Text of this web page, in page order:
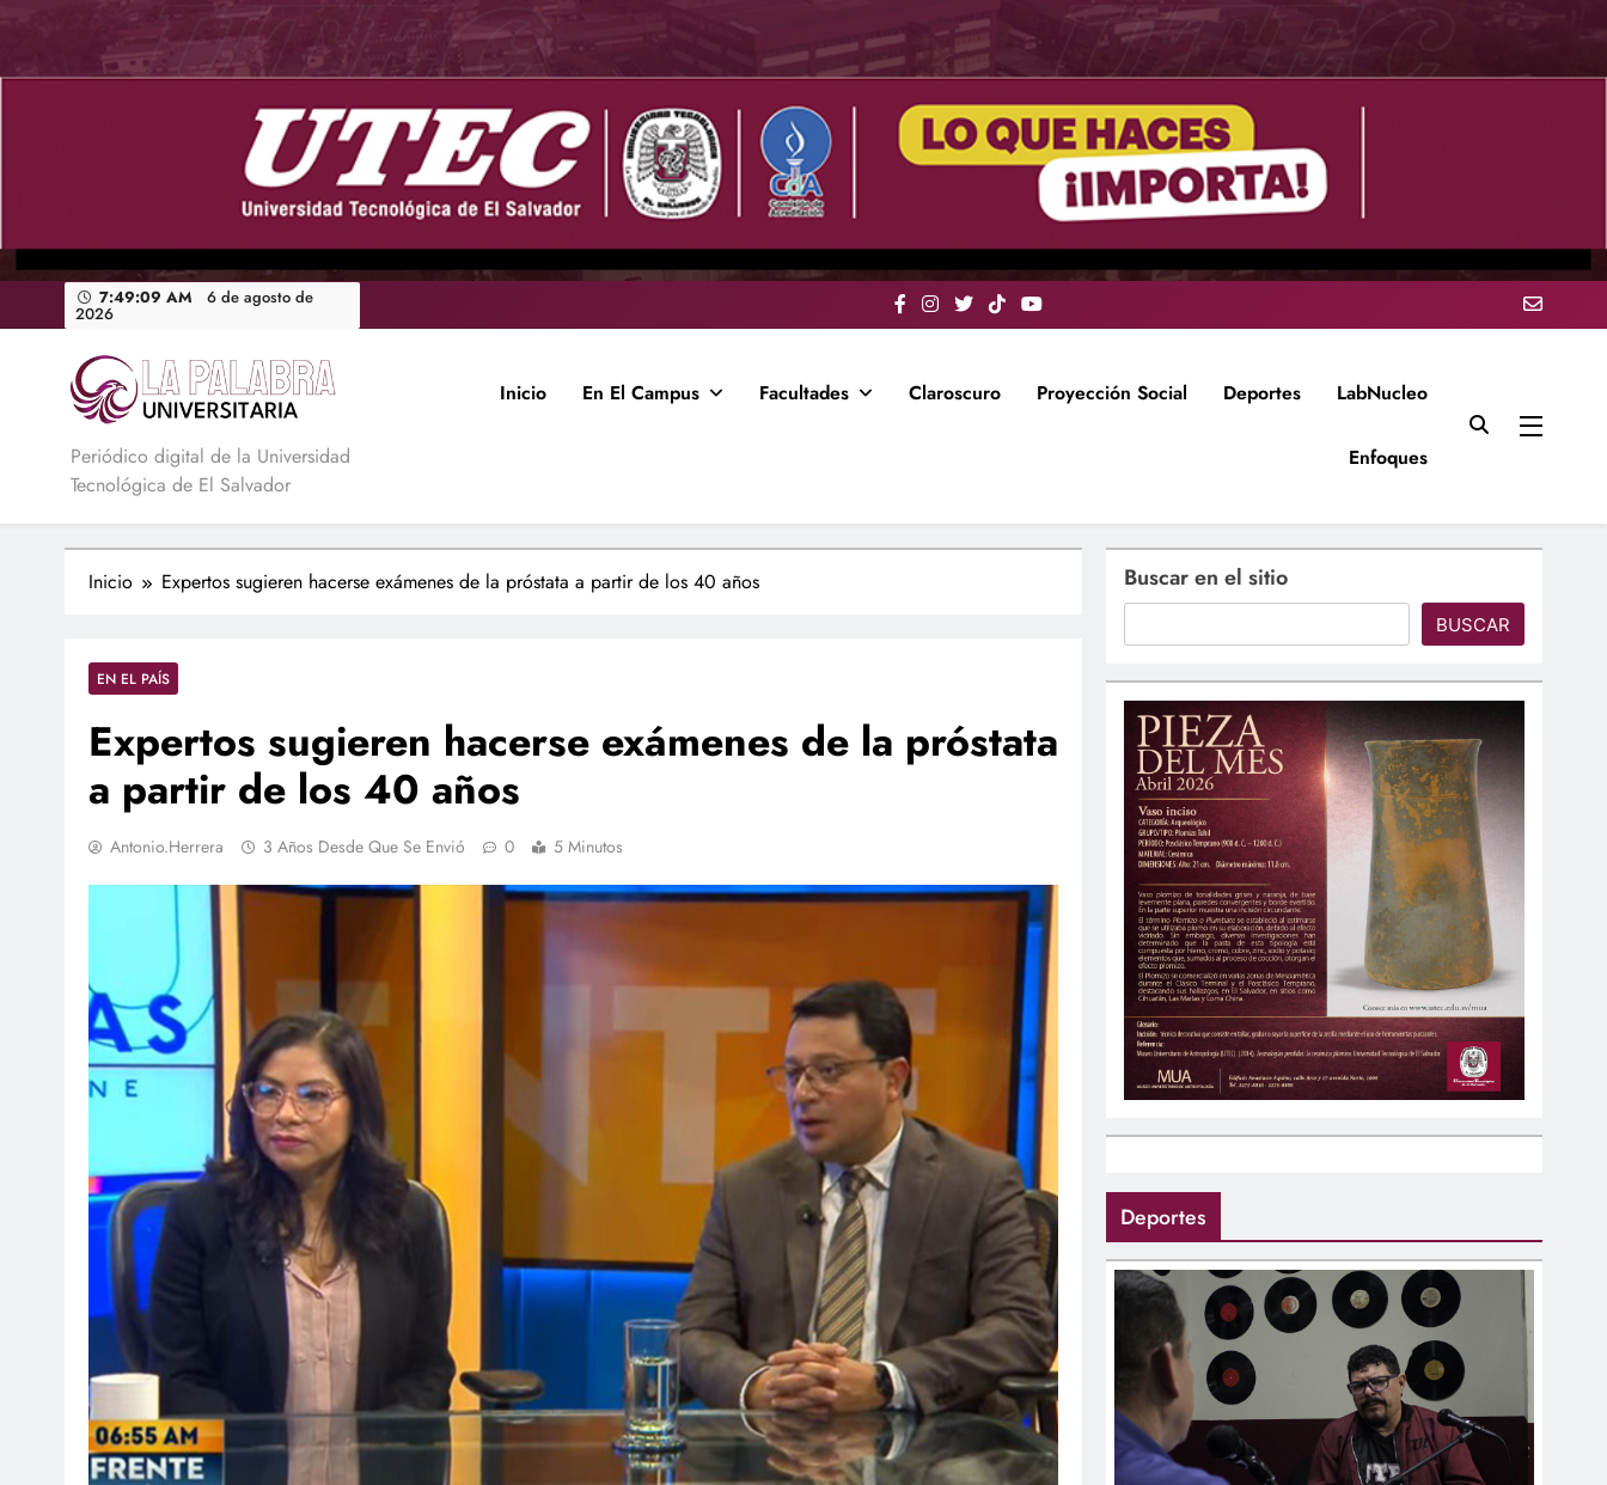
contenido
7:49:10 AM 6 de agosto de
2026
La Palabra Universitaria
Periódico digital de la Universidad
Tecnológica de El Salvador
Inicio En El Campus Facultades Claroscuro Proyección Social Deportes LabNucleo
Enfoques
Inicio Expertos sugieren hacerse exámenes de la próstata a partir de los 40 años
EN EL PAÍS
Expertos sugieren hacerse exámenes de la próstata
a partir de los 40 años
Antonio.herrera 3 Años Desde Que Se Envió 0 5 Minutos
Buscar en el sitio
BUSCAR
Deportes